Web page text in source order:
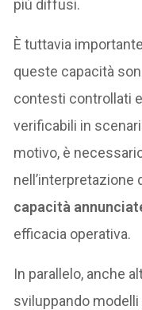
più diffusi.
È tuttavia
queste capacità
contesti controllati
verificabili in
motivo, è
nell’interpretazione
capacità
efficacia operativa.
In parallelo, anche
sviluppando